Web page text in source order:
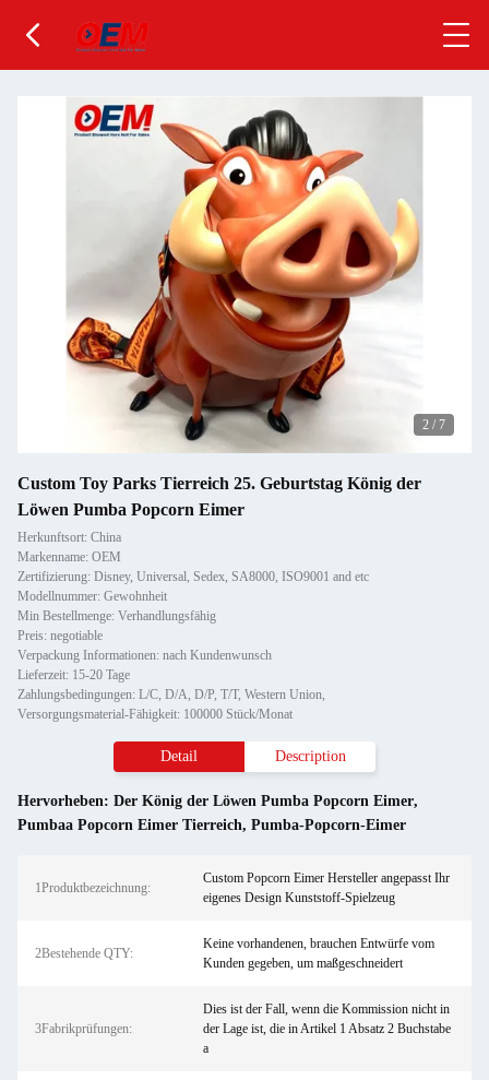
2 / 7
Custom Toy Parks Tierreich 25. Geburtstag König der
Löwen Pumba Popcorn Eimer
Herkunftsort: China
Markenname: OEM
Zertifizierung: Disney, Universal, Sedex, SA8000, ISO9001 and etc
Modellnummer: Gewohnheit
Min Bestellmenge: Verhandlungsfähig
Preis: negotiable
Verpackung Informationen: nach Kundenwunsch
Lieferzeit: 15-20 Tage
Zahlungsbedingungen: L/C, D/A, D/P, T/T, Western Union,
Versorgungsmaterial-Fähigkeit: 100000 Stück/Monat
Detail Description
Hervorheben: Der König der Löwen Pumba Popcorn Eimer,
Pumbaa Popcorn Eimer Tierreich, Pumba-Popcorn-Eimer
1Produktbezeichnung:
Custom Popcorn Eimer Hersteller angepasst Ihr
eigenes Design Kunststoff-Spielzeug
2Bestehende QTY:
Keine vorhandenen, brauchen Entwürfe vom
Kunden gegeben, um maßgeschneidert
3Fabrikprüfungen:
Dies ist der Fall, wenn die Kommission nicht in
der Lage ist, die in Artikel 1 Absatz 2 Buchstabe
a